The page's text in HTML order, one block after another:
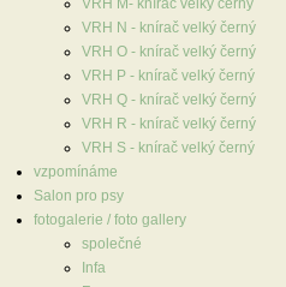
VRH M- knírač velký černý
VRH N - knírač velký černý
VRH O - knírač velký černý
VRH P - knírač velký černý
VRH Q - knírač velký černý
VRH R - knírač velký černý
VRH S - knírač velký černý
vzpomínáme
Salon pro psy
fotogalerie / foto gallery
společné
Infa